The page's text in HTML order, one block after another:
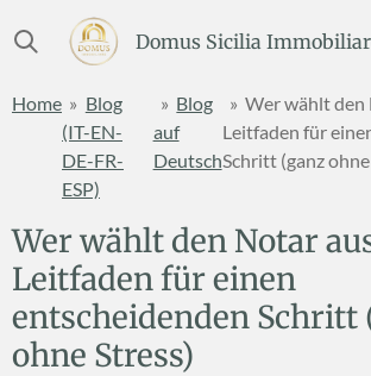
al
principale
Domus Sicilia
Home » Blog
(IT-EN-
DE-FR-
ESP)
» Blog
auf
Deutsch
» Wer wählt den
Leitfaden für
Schritt (ganz
Wer wählt den Notar
Leitfaden für einen
entscheidenden Schritt
ohne Stress)